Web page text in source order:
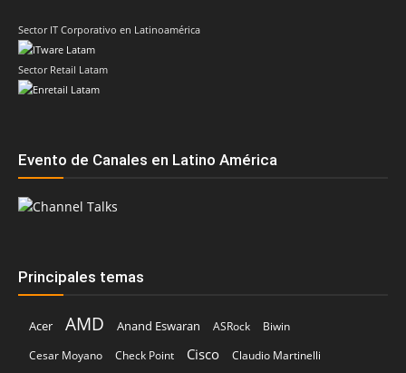
Sector IT Corporativo en Latinoamérica
Sector Retail Latam
Evento de Canales en Latino América
Principales temas
Acer AMD Anand Eswaran ASRock
Biwin
Cesar Moyano
Check Point Cisco
Claudio Martinelli